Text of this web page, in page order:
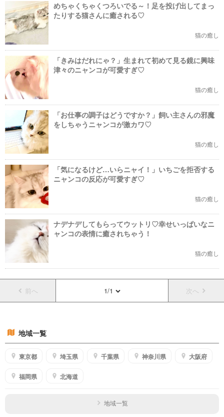
めちゃくちゃくつろいでる～！足を投げ出してまっ
たりする猫さんに癒される♡
猫の癒し
「きみはだれにゃ？」生まれて初めて見る鏡に興味
津々のニャンコが可愛すぎ♡
猫の癒し
「お仕事の調子はどうですか？」飼い主さんの邪魔
をしちゃうニャンコが激カワ♡
猫の癒し
「気になるけど…いらニャイ！」いちごを拒否する
ニャンコの反応が可愛すぎ♡
猫の癒し
ナデナデしてもらってウットリ♡幸せいっぱいなニ
ャンコの表情に癒されちゃう！
猫の癒し
前へ 1/1 次へ
地域一覧
東京都 埼玉県 千葉県 神奈川県 大阪府
福岡県 北海道
地域一覧